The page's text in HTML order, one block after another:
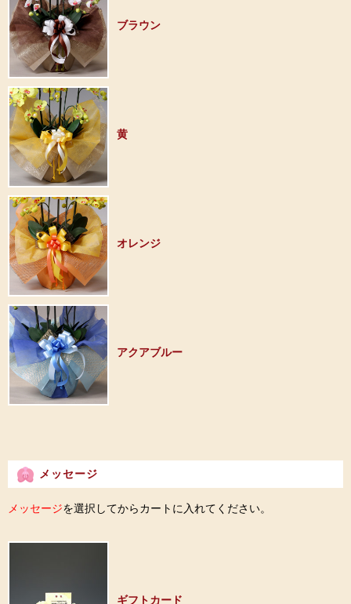
ブラウン
黄
オレンジ
アクアブルー
メッセージ
メッセージを選択してからカートに入れてください。
ギフトカード